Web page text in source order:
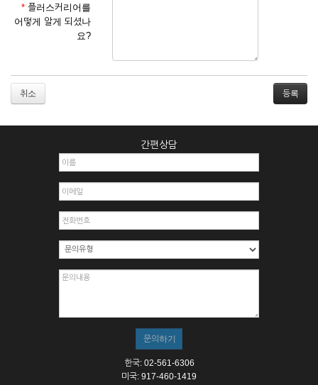
차를 밟을 수 있습니다.
② 회원가입시 입력한 ID는 변경할 수 없으며, 회원 1인당 한 개
의 ID가 발급됩니다. 부득이한 경우로 인해 변경하고자 하는 경
거절하거나 취소할 수 있으며, 실명으로 등록하지 않은 자의 일
2. 개인정보를 허위로 기재하여 신청할 경우
3. 경쟁 관게에 있는 이용자가 신청할 경우
4. 타인의 서비스 이용을 방해하거나, 정보를 도용한 경우
6. 이용자가 영업활동 또는 부정한 용도로 본 서비스를 이용할
7. 회사의 정보를 사전 승낙 없이 전재, 변조, 복사하여 이용하
8. 기타 회사가 정한 제반 사항을 위반하며 신청하는 경우
제5조 (서비스의 이용 및 중지)
② 시스템 점검, 교체 및 고장, 기술적인 이유, 국가비상사태, 정
스가 불가능할 경우 회사는 사전 공지나 예고 없이 서비스의 전
부 또는 일부를 일시적 또는 영구적으로 중지할 수 있습니다.
③ 기타 회사는 서비스를 제공할 수 없는 합당한 사유가 발생한
* 플러스커리어를
어떻게 알게 되셨나
요?
취소
간편상담
한국: 02-561-6306
미국: 917-460-1419